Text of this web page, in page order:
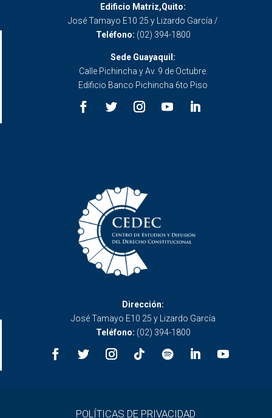
Edificio Matriz,Quito:
José Tamayo E10 25 y Lizardo García /
Teléfono: (02) 394-1800
Sede Guayaquil:
Calle Pichincha y Av. 9 de Octubre.
Edificio Banco Pichincha 6to Piso
Dirección:
José Tamayo E10 25 y Lizardo García
Teléfono: (02) 394-1800
POLÍTICAS DE PRIVACIDAD